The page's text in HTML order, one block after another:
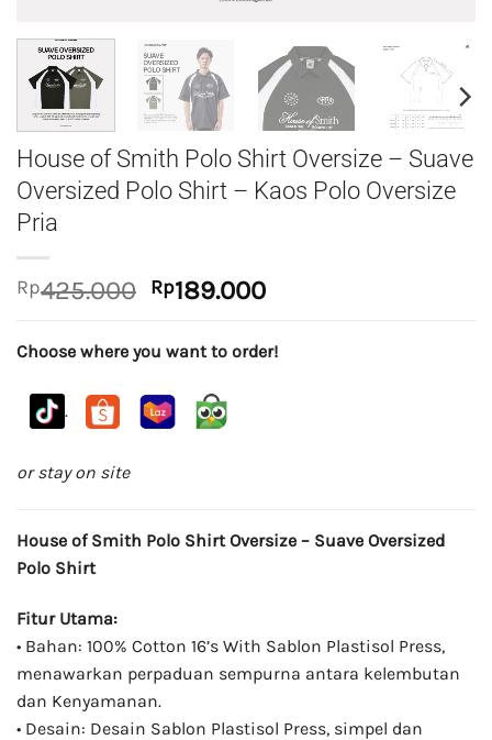
House of Smith Polo Shirt Oversize – Suave
Oversized Polo Shirt – Kaos Polo Oversize
Pria
Rp425.000 Original
was:
Rp425.000.
Rp189.000Current
is:
Choose where you want to order!
.
or stay on site
House of Smith Polo Shirt Oversize – Suave Oversized
Polo Shirt
Fitur Utama:
• Bahan: 100% Cotton 16’s With Sablon Plastisol Press,
menawarkan perpaduan sempurna antara kelembutan
dan Kenyamanan.
• Desain: Desain Sablon Plastisol Press, simpel dan